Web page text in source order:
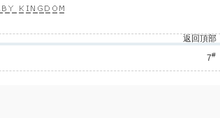
返回頂部
7#